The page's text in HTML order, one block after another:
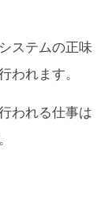
ステムの正味
われます。
われる仕事は